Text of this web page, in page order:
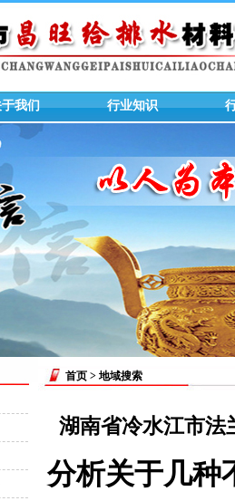
我们 行业知识
首页 > 地域搜索
湖南省冷水江市法
分析关于几种